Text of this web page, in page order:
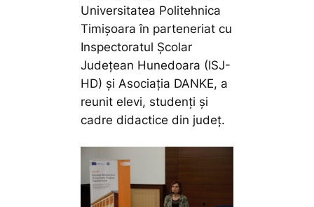
Universitatea Politehnica
Timișoara în parteneriat cu
Inspectoratul Școlar
Județean Hunedoara (ISJ-
HD) și Asociația DANKE, a
reunit elevi, studenți și
cadre didactice din județ.